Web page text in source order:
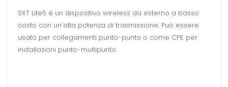
SXT Lite5 è un dispositivo wireless da esterno a basso
costo con un'alta potenza di trasmissione. Può essere
usato per collegamenti punto-punto o come CPE per
installazioni punto-multipunto.